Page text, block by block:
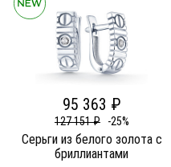
95 363 ₽
127 151 ₽ -25%
Серьги из белого золота c
бриллиантами